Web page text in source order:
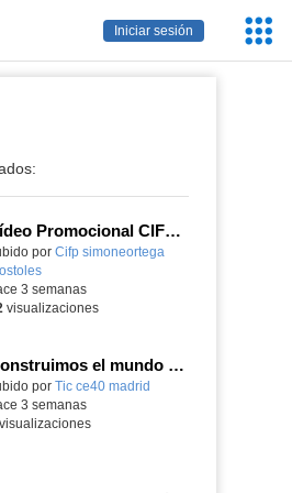
Iniciar sesión
Vídeo Promocional CIFP Simone Ortega
educativo.
por Cifp simoneortega
-
3 semanas
visualizaciones
Construimos el mundo con Lego
por Tic ce40 madrid
3 semanas